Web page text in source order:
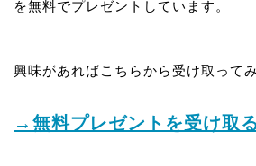
を無料でプレゼントしています。
興味があればこちらから受け取って
→無料プレゼントを受け取